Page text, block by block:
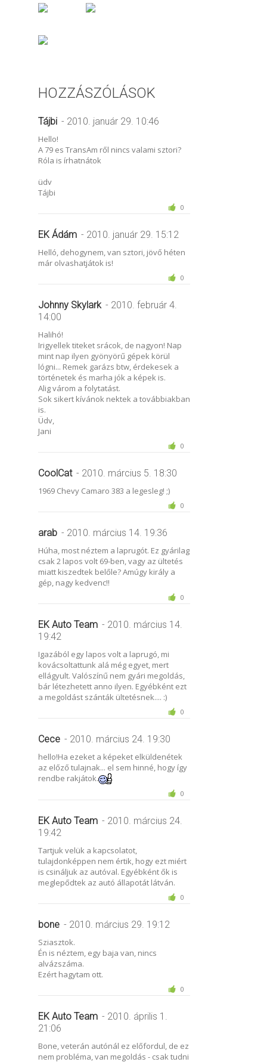
HOZZÁSZÓLÁSOK
Tájbi - 2010. január 29. 10:46
Hello!
A 79 es TransAm ről nincs valami sztori?
Róla is írhatnátok
üdv
Tájbi
0
EK Ádám - 2010. január 29. 15:12
Helló, dehogynem, van sztori, jövő héten
már olvashatjátok is!
0
Johnny Skylark - 2010. február 4.
14:00
Halihó!
Irigyellek titeket srácok, de nagyon! Nap
mint nap ilyen gyönyörű gépek körül
lógni... Remek garázs btw, érdekesek a
történetek és marha jók a képek is.
Alig várom a folytatást.
Sok sikert kívánok nektek a továbbiakban
is.
Üdv,
Jani
0
CoolCat - 2010. március 5. 18:30
1969 Chevy Camaro 383 a legesleg! ;)
0
arab - 2010. március 14. 19:36
Húha, most néztem a laprugót. Ez gyárilag
csak 2 lapos volt 69-ben, vagy az ültetés
miatt kiszedtek belőle? Amúgy király a
gép, nagy kedvenc!!
0
EK Auto Team - 2010. március 14.
19:42
Igazából egy lapos volt a laprugó, mi
kovácsoltattunk alá még egyet, mert
ellágyult. Valószínű nem gyári megoldás,
bár létezhetett anno ilyen. Egyébként ezt
a megoldást szánták ültetésnek.... :)
0
Cece - 2010. március 24. 19:30
hello!Ha ezeket a képeket elküldenétek
az előző tulajnak... el sem hinné, hogy így
rendbe rakjátok.
0
EK Auto Team - 2010. március 24.
19:42
Tartjuk velük a kapcsolatot,
tulajdonképpen nem értik, hogy ezt miért
is csináljuk az autóval. Egyébként ők is
meglepődtek az autó állapotát látván.
0
bone - 2010. március 29. 19:12
Sziasztok.
Én is néztem, egy baja van, nincs
alvázszáma.
Ezért hagytam ott.
0
EK Auto Team - 2010. április 1.
21:06
Bone, veterán autónál ez előfordul, de ez
nem probléma, van megoldás - csak tudni